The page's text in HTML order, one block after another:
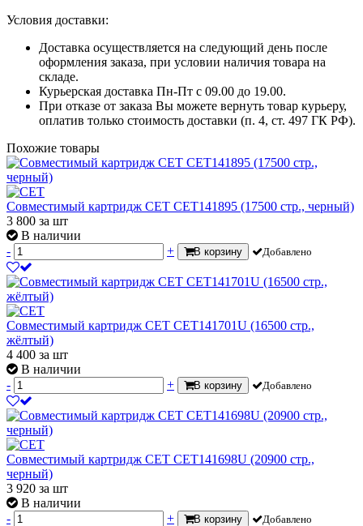
Условия доставки:
Доставка осуществляется на следующий день после
оформления заказа, при условии наличия товара на
складе.
Курьерская доставка Пн-Пт с 09.00 до 19.00.
При отказе от заказа Вы можете вернуть товар курьеру,
оплатив только стоимость доставки (п. 4, ст. 497 ГК РФ).
Похожие товары
Совместимый картридж CET CET141895 (17500 стр., черный)
3 800 за шт
В наличии
-
+ В корзину Добавлено
Совместимый картридж CET CET141701U (16500 стр.,
жёлтый)
4 400 за шт
В наличии
-
+ В корзину Добавлено
Совместимый картридж CET CET141698U (20900 стр.,
черный)
3 920 за шт
В наличии
-
+ В корзину Добавлено